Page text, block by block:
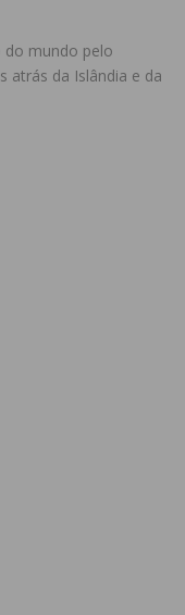
do mundo pelo
atrás da Islândia e da